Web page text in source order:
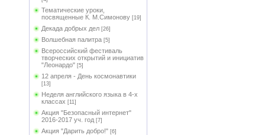
Тематические уроки,
посвященные К. М.Симонову [19]
Декада добрых дел [26]
Волшебная палитра [5]
Всероссийский фестиваль
творческих открытий и инициатив
"Леонардо" [5]
12 апреля - День космонавтики
[13]
Неделя английского языка в 4-х
классах [11]
Акция "Безопасный интернет"
2016-2017 уч. год [7]
Акция "Дарить добро!" [6]